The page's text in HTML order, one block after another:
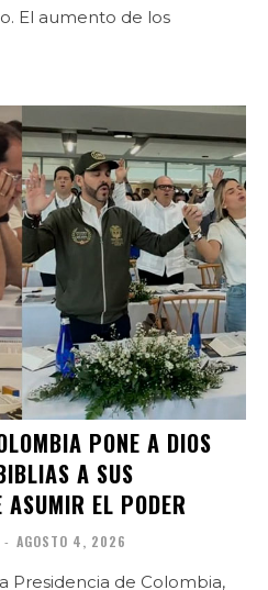
El aumento de los
PONE A DIOS
A SUS
EL PODER
- AGOSTO 4, 2026
Presidencia de Colombia,